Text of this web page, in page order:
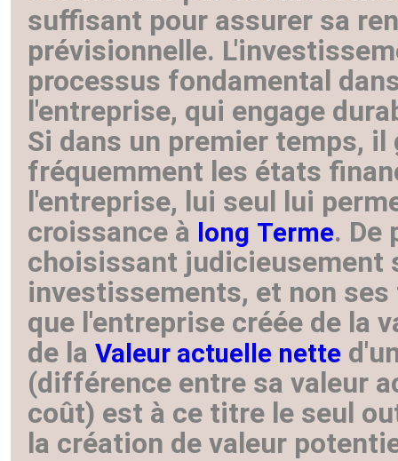
suffisant pour assurer sa
prévisionnelle.
processus fondamental
l'entreprise, qui engage
Si dans un premier temps, il
fréquemment les états
l'entreprise, lui seul lui
croissance à long Terme. De
choisissant judicieusement
investissements, et non
que l'entreprise créée de la
de la Valeur actuelle nette
(différence entre sa valeur
coût) est à ce titre le seul
la création de valeur